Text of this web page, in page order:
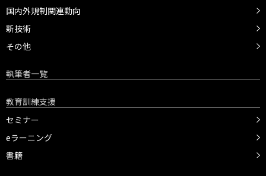
国内外規制関連動向
新技術
その他
執筆者一覧
教育訓練支援
セミナー
eラーニング
書籍